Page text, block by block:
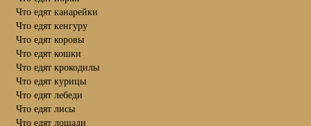
Что едят канарейки
Что едят кенгуру
Что едят коровы
Что едят кошки
Что едят крокодилы
Что едят курицы
Что едят лебеди
Что едят лисы
Что едят лошади